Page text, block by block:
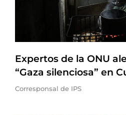
Expertos de la ONU
“Gaza silenciosa” en
Corresponsal de IPS